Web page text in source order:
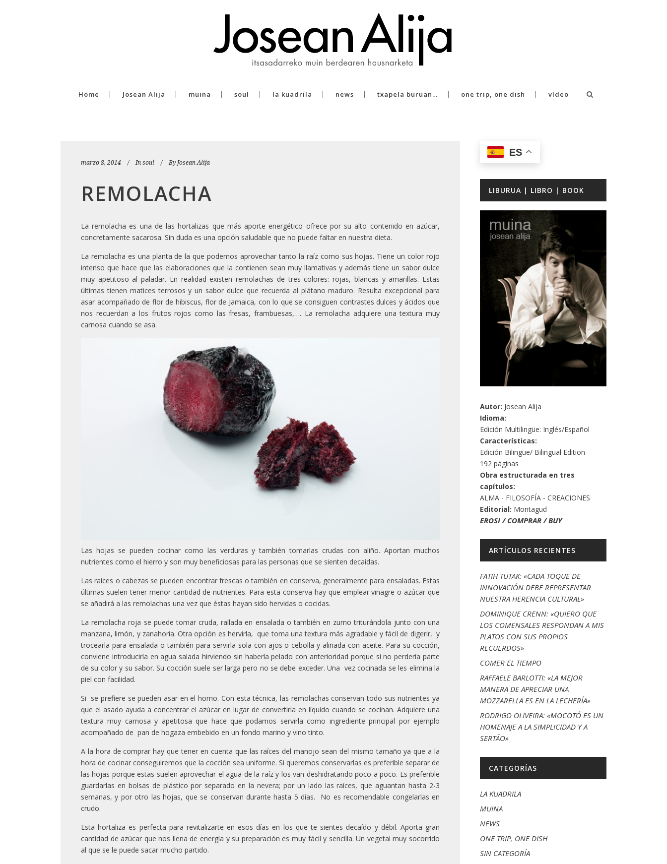
Home Josean Alija muina soul la kuadrila news txapela buruan… one trip, one dish vídeo
marzo 8, 2014 Insoul By Josean Alija
REMOLACHA
La remolacha es una de las hortalizas que más aporte energético ofrece por su alto contenido en azúcar,
concretamente sacarosa. Sin duda es una opción saludable que no puede faltar en nuestra dieta.
La remolacha es una planta de la que podemos aprovechar tanto la raíz como sus hojas. Tiene un color rojo
intenso que hace que las elaboraciones que la contienen sean muy llamativas y además tiene un sabor dulce
muy apetitoso al paladar. En realidad existen remolachas de tres colores: rojas, blancas y amarillas. Estas
últimas tienen matices terrosos y un sabor dulce que recuerda al plátano maduro. Resulta excepcional para
asar acompañado de flor de hibiscus, flor de Jamaica, con lo que se consiguen contrastes dulces y ácidos que
nos recuerdan a los frutos rojos como las fresas, frambuesas,…. La remolacha adquiere una textura muy
carnosa cuando se asa.
Las hojas se pueden cocinar como las verduras y también tomarlas crudas con aliño. Aportan muchos
nutrientes como el hierro y son muy beneficiosas para las personas que se sienten decaídas.
Las raíces o cabezas se pueden encontrar frescas o también en conserva, generalmente para ensaladas. Estas
últimas suelen tener menor cantidad de nutrientes. Para esta conserva hay que emplear vinagre o azúcar que
se añadirá a las remolachas una vez que éstas hayan sido hervidas o cocidas.
La remolacha roja se puede tomar cruda, rallada en ensalada o también en zumo triturándola junto con una
manzana, limón, y zanahoria. Otra opción es hervirla, que toma una textura más agradable y fácil de digerir, y
trocearla para ensalada o también para servirla sola con ajos o cebolla y aliñada con aceite. Para su cocción,
conviene introducirla en agua salada hirviendo sin haberla pelado con anterioridad porque si no perdería parte
de su color y su sabor. Su cocción suele ser larga pero no se debe exceder. Una vez cocinada se les elimina la
piel con facilidad.
Si se prefiere se pueden asar en el horno. Con esta técnica, las remolachas conservan todo sus nutrientes ya
que el asado ayuda a concentrar el azúcar en lugar de convertirla en líquido cuando se cocinan. Adquiere una
textura muy carnosa y apetitosa que hace que podamos servirla como ingrediente principal por ejemplo
acompañado de pan de hogaza embebido en un fondo marino y vino tinto.
A la hora de comprar hay que tener en cuenta que las raíces del manojo sean del mismo tamaño ya que a la
hora de cocinar conseguiremos que la cocción sea uniforme. Si queremos conservarlas es preferible separar de
las hojas porque estas suelen aprovechar el agua de la raíz y los van deshidratando poco a poco. Es preferible
guardarlas en bolsas de plástico por separado en la nevera; por un lado las raíces, que aguantan hasta 2-3
semanas, y por otro las hojas, que se conservan durante hasta 5 días. No es recomendable congelarlas en
crudo.
Esta hortaliza es perfecta para revitalizarte en esos días en los que te sientes decaído y débil. Aporta gran
cantidad de azúcar que nos llena de energía y su preparación es muy fácil y sencilla. Un vegetal muy socorrido
al que se le puede sacar mucho partido.
ES
LIBURUA | LIBRO | BOOK
Autor: Josean Alija
Idioma:
Edición Multilingüe: Inglés/Español
Características:
Edición Bilingüe/ Bilingual Edition
192 páginas
Obra estructurada en tres
capítulos:
ALMA - FILOSOFÍA - CREACIONES
Editorial: Montagud
EROSI / COMPRAR / BUY
ARTÍCULOS RECIENTES
FATIH TUTAK: «CADA TOQUE DE
INNOVACIÓN DEBE REPRESENTAR
NUESTRA HERENCIA CULTURAL»
DOMINIQUE CRENN: «QUIERO QUE
LOS COMENSALES RESPONDAN A MIS
PLATOS CON SUS PROPIOS
RECUERDOS»
COMER EL TIEMPO
RAFFAELE BARLOTTI: «LA MEJOR
MANERA DE APRECIAR UNA
MOZZARELLA ES EN LA LECHERÍA»
RODRIGO OLIVEIRA: «MOCOTÓ ES UN
HOMENAJE A LA SIMPLICIDAD Y A
SERTÃO»
CATEGORÍAS
LA KUADRILA
MUINA
NEWS
ONE TRIP, ONE DISH
SIN CATEGORÍA